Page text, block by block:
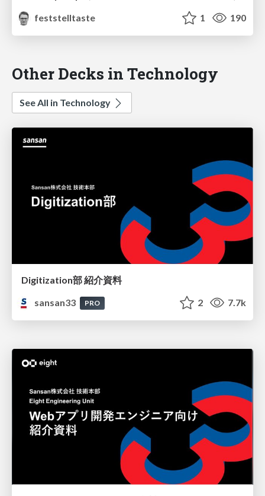
feststelltaste
1 190
Other Decks in Technology
See All in Technology
Digitization部 紹介資料
sansan33
PRO 2 7.7k